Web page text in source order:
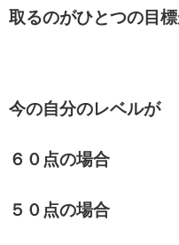
取るのがひとつの目標
今の自分のレベルが
６０点の場合
５０点の場合